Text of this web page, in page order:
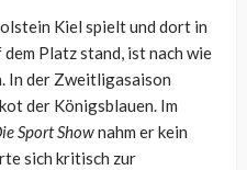
Kiel spielt und dort in
Platz stand, ist nach wie
In der Zweitligasaison
der Königsblauen. Im
Sport Shownahm er kein
sich kritisch zur